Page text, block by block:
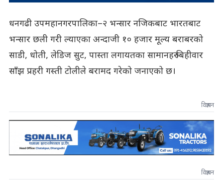
धनगढी उपमहानगरपालिका–२ भन्सार नजिकबाट भारतबाट
भन्सार छली गरी ल्याएका अन्दाजी १० हजार मूल्य बराबरको
साडी, धोती, लेडिज सुट, पास्ता लगायतका सामानहरु बिहीवार
साँझ प्रहरी गस्ती टोलीले बरामद गरेको जनाएको छ।
विज्ञापन
विज्ञापन